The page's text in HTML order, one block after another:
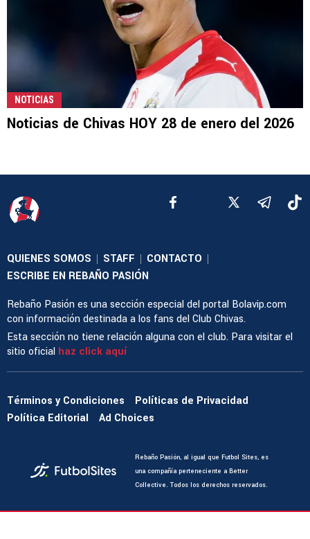
NOTICIAS
Noticias de Chivas HOY 28 de enero del 2026
QUIENES SOMOS | STAFF | CONTACTO |
ESCRIBE EN REBAÑO PASIÓN
Rebaño Pasión es una sección especial del portal Bolavip.com
con información destinada a los fans del Club Chivas.
Esta sección no tiene relación alguna con el club. Para visitar el
sitio oficial haz click aquí
Términos y Condiciones
Políticas de Privacidad
Política Editorial
Ad Choices
Rebaño Pasión, al igual que Futbol Sites, es
una compañía perteneciente a Better
Collective. Todos los derechos reservados.